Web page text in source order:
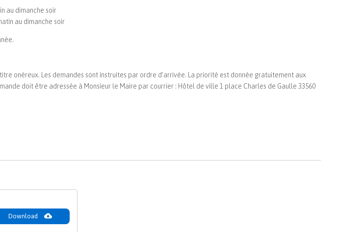
au dimanche soir
au dimanche soir
onéreux. Les demandes sont instruites par ordre d’arrivée. La priorité est donnée gratuitement aux
doit être adressée à Monsieur le Maire par courrier : Hôtel de ville 1 place Charles de Gaulle 33560
Download